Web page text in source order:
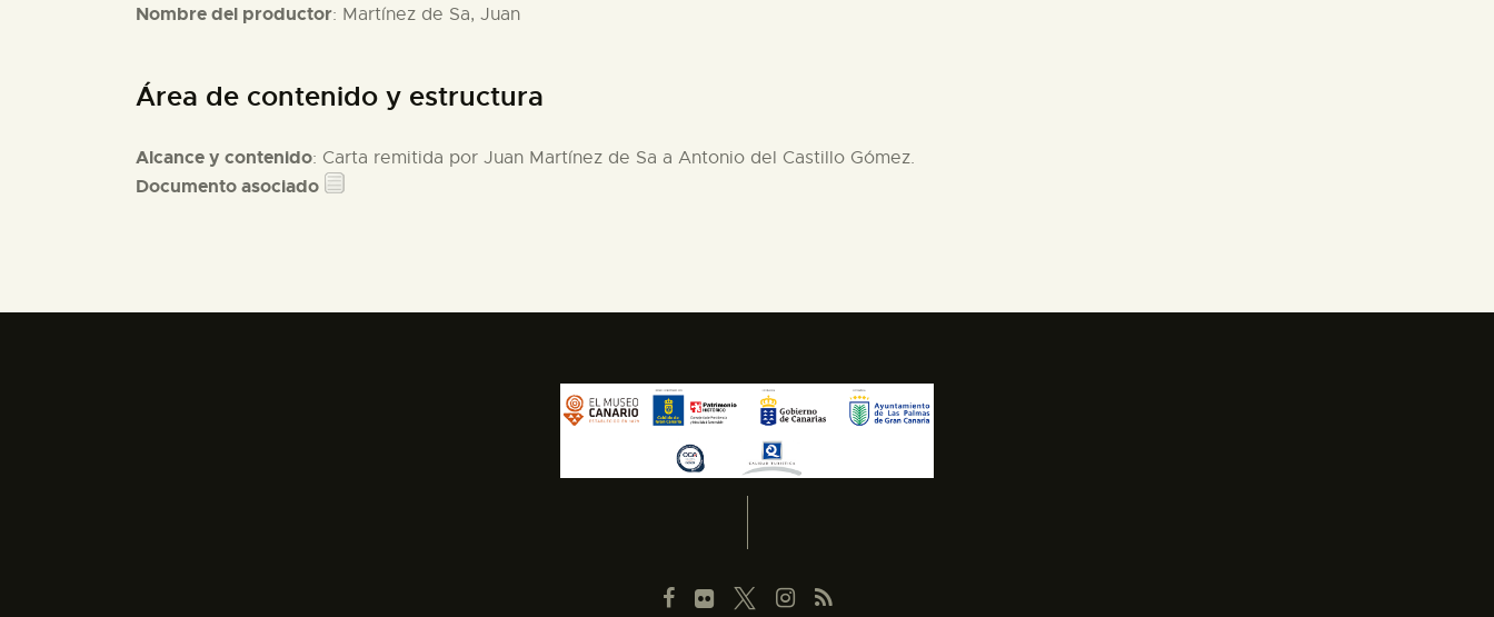
Nombre del productor: Martínez de Sa, Juan
Área de contenido y estructura
Alcance y contenido: Carta remitida por Juan Martínez de Sa a Antonio del Castillo Gómez.
Documento asociado